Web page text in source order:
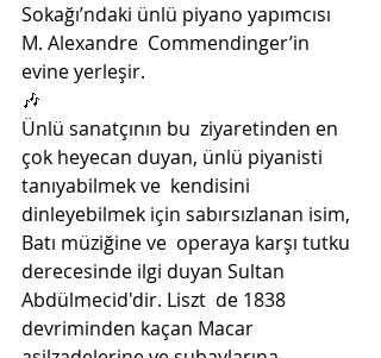
Sokağı’ndaki ünlü piyano yapımcısı
M. Alexandre  Commendinger’in
evine yerleşir.
🎶
Ünlü sanatçının bu  ziyaretinden en
çok heyecan duyan, ünlü piyanisti
tanıyabilmek ve  kendisini
dinleyebilmek için sabırsızlanan isim,
Batı müziğine ve  operaya karşı tutku
derecesinde ilgi duyan Sultan
Abdülmecid'dir. Liszt  de 1838
devriminden kaçan Macar